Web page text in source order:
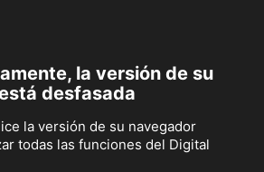
la versión de su
desfasada
la versión de su navegador
todas las funciones del Digital